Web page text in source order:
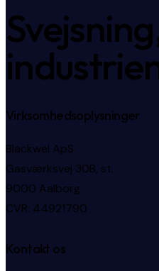
Virksomhedsoplysninger
Blackwel ApS
Gasværksvej 30B, st.
9000 Aalborg
CVR: 44921790
Kontakt os